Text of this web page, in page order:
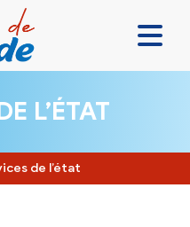
L’ÉTAT
de l’état